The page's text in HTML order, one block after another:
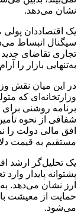
نشان می‌دهد.
یک اقتصاددان
سیگنال انبساط
تجاری تقاضای جدید
به‌تنهایی بازار را
در این میان نقش
وزارتخانه‌ای که
برنامه روشنی برای
شفافی از نحوه
افق مالی دولت را
مستقیم به قیمت
یک تحلیل‌گر ارشد
پشتوانه پایدار
ارز نشان می‌دهد.
حمایت از معیشت
می‌شود.